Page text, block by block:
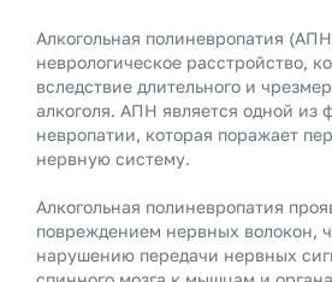
Алкогольная полиневропатия
неврологическое расстройство,
вследствие длительного и
алкоголя. АПН является одной из
невропатии, которая поражает
нервную систему.
Алкогольная полиневропатия
повреждением нервных волокон,
нарушению передачи нервных